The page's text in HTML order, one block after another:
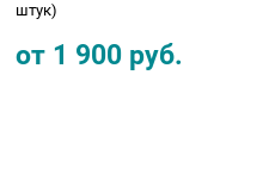
штук)
от 1 900 руб.